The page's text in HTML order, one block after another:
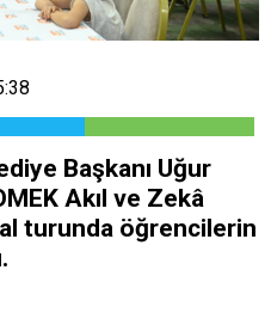
Başkanı Uğur
Akıl ve Zekâ
turunda öğrencilerin